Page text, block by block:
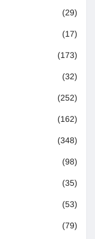
(29)
(17)
(173)
(32)
(252)
(162)
(348)
(98)
(35)
(53)
(79)